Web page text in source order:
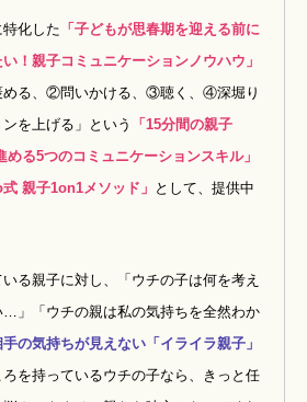
化した 「子どもが思春期を迎える前に
！ 親子コミュニケーションノウハウ」
める、②問いかける、③聴く、④深堀り
を上げる」という
「15分間の親子
る5つのコミュニケーションスキル」
式 親子1on1メソッド」 として、提供中
る親子に対し、
「ウチの子は何を考え
」
「ウチの親は私の気持ちを全然わか
手の気持ちが見えない 「イライラ親子」
ろを持っているウチの子なら、きっと任